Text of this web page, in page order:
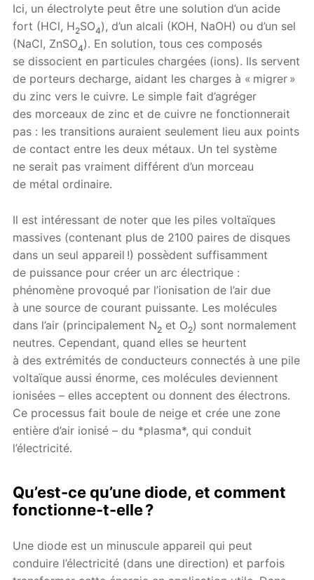
Ici, un électrolyte peut être une solution d’un acide
fort (HCl, H2SO4), d’un alcali (KOH, NaOH) ou d’un sel
(NaCl, ZnSO4). En solution, tous ces composés
se dissocient en particules chargées (ions). Ils servent
de porteurs decharge, aidant les charges à « migrer »
du zinc vers le cuivre. Le simple fait d’agréger
des morceaux de zinc et de cuivre ne fonctionnerait
pas : les transitions auraient seulement lieu aux points
de contact entre les deux métaux. Un tel système
ne serait pas vraiment différent d’un morceau
de métal ordinaire.
Il est intéressant de noter que les piles voltaïques
massives (contenant plus de 2100 paires de disques
dans un seul appareil !) possèdent suffisamment
de puissance pour créer un arc électrique :
phénomène provoqué par l’ionisation de l’air due
à une source de courant puissante. Les molécules
dans l’air (principalement N2 et O2) sont normalement
neutres. Cependant, quand elles se heurtent
à des extrémités de conducteurs connectés à une pile
voltaïque aussi énorme, ces molécules deviennent
ionisées – elles acceptent ou donnent des électrons.
Ce processus fait boule de neige et crée une zone
entière d’air ionisé – du *plasma*, qui conduit
l’électricité.
Qu’est-ce qu’une diode, et comment
fonctionne-t-elle ?
Une diode est un minuscule appareil qui peut
conduire l’électricité (dans une direction) et parfois